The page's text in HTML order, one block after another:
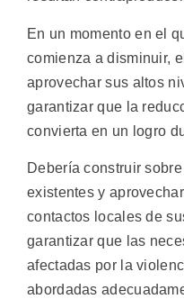
En un momento en el
comienza a disminuir,
aprovechar sus altos
garantizar que la
convierta en un logro
Debería construir
existentes y
contactos locales de
garantizar que las
afectadas por la
abordadas